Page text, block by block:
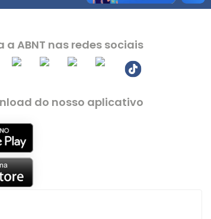
a ABNT nas redes sociais
do nosso aplicativo